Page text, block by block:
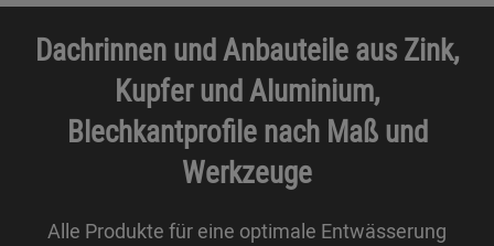
Dachrinnen und Anbauteile aus Zink,
Kupfer und Aluminium,
Blechkantprofile nach Maß und
Werkzeuge
Alle Produkte für eine optimale Entwässerung